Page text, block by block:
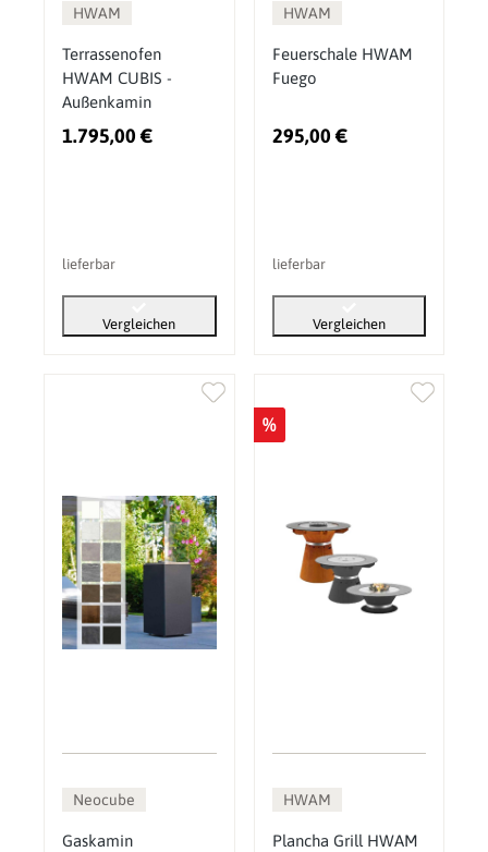
HWAM
Terrassenofen
HWAM CUBIS -
Außenkamin
1.795,00 €
lieferbar
Vergleichen
HWAM
Feuerschale HWAM
Fuego
295,00 €
lieferbar
Vergleichen
Neocube
Gaskamin
%
HWAM
Plancha Grill HWAM